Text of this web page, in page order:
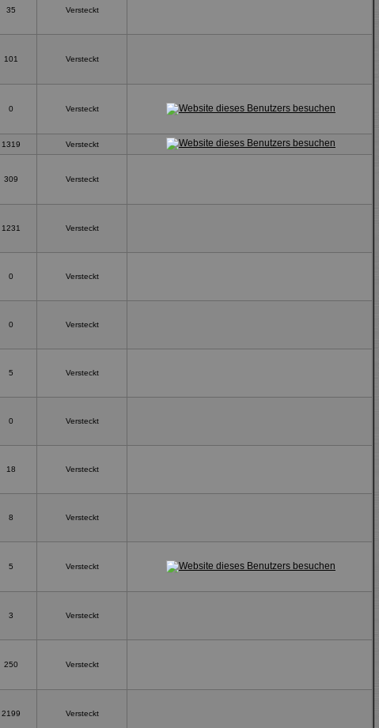
35 Versteckt
101 Versteckt
0 Versteckt
1319 Versteckt
309 Versteckt
1231 Versteckt
0 Versteckt
0 Versteckt
5 Versteckt
0 Versteckt
18 Versteckt
8 Versteckt
5 Versteckt
3 Versteckt
250 Versteckt
2199 Versteckt